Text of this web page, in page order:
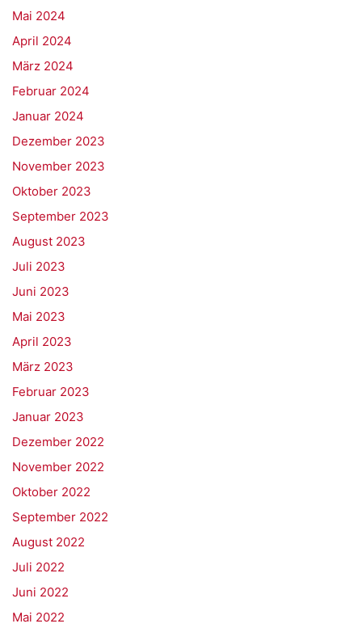
Mai 2024
April 2024
März 2024
Februar 2024
Januar 2024
Dezember 2023
November 2023
Oktober 2023
September 2023
August 2023
Juli 2023
Juni 2023
Mai 2023
April 2023
März 2023
Februar 2023
Januar 2023
Dezember 2022
November 2022
Oktober 2022
September 2022
August 2022
Juli 2022
Juni 2022
Mai 2022